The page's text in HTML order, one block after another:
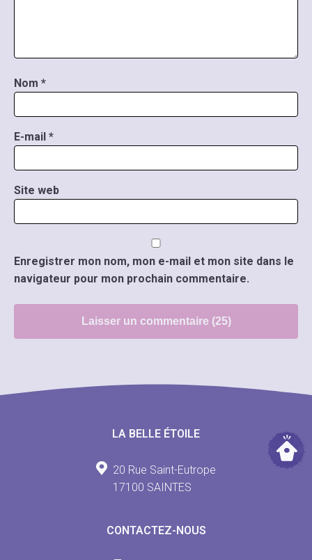
Nom *
E-mail *
Site web
Enregistrer mon nom, mon e-mail et mon site dans le
navigateur pour mon prochain commentaire.
LA BELLE ÉTOILE
20 Rue Saint-Eutrope
17100 SAINTES
CONTACTEZ-NOUS